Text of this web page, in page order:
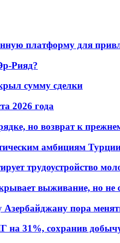
платформу для
Рияд?
сумму сделки
2026 года
но возврат к
амбициям
трудоустройство
выживание, но не
пора
на 31%, сохранив